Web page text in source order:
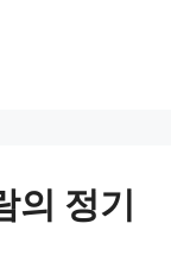
의 정기